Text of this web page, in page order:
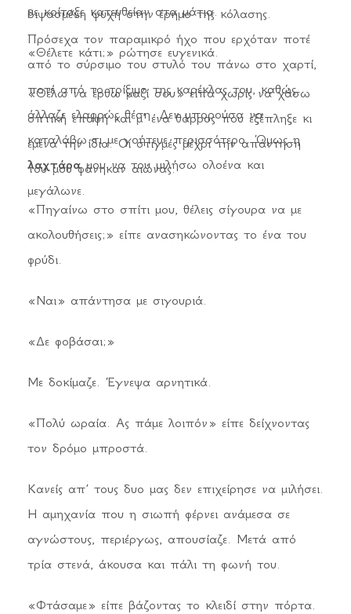
διψασμένη ψυχή στην έρημο της κόλασης.
Πρόσεχα τον παραμικρό ήχο που ερχόταν ποτέ
από το σύρσιμο του στυλό του πάνω στο χαρτί,
ποτέ από το τρίξιμο της καρέκλας του, καθώς
άλλαζε ελαφρώς θέση. Δεν μπορούσα να
καταλάβω τι με γοήτευε περισσότερο. Όμως η
λαχτάραμου να του μιλήσω ολοένα και
μεγάλωνε.
με κοίταξε κατευθείαν στα μάτια.
«Θέλετε κάτι;» ρώτησε ευγενικά.
«Θέλω να έρθω μαζί σου» είπα χωρίς να χάσω
οπτική επαφή και μ’ ένα θάρρος που εξέπληξε κι
εμένα την ίδια. Οι στιγμές μέχρι την απάντηση
του μου φάνηκαν αιώνας.
«Πηγαίνω στο σπίτι μου, θέλεις σίγουρα να με
ακολουθήσεις;» είπε ανασηκώνοντας το ένα του
φρύδι.
«Ναι» απάντησα με σιγουριά.
«Δε φοβάσαι;»
Με δοκίμαζε. Έγνεψα αρνητικά.
«Πολύ ωραία. Ας πάμε λοιπόν» είπε δείχνοντας
τον δρόμο μπροστά.
Κανείς απ’ τους δυο μας δεν επιχείρησε να μιλήσει.
Η αμηχανία που η σιωπή φέρνει ανάμεσα σε
αγνώστους, περιέργως, απουσίαζε. Μετά από
τρία στενά, άκουσα και πάλι τη φωνή του.
«Φτάσαμε» είπε βάζοντας το κλειδί στην πόρτα.